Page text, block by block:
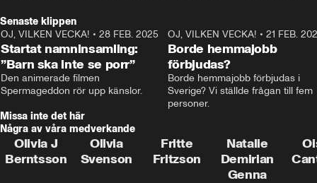
Cantwell och Karin Pettersson.
Senaste klippen
2:40
OJ, VILKEN VECKA! • 28 FEB. 2025
Startat namninsamling:
”Barn ska inte se porr”
Den animerade filmen
Spermageddon rör upp känslor.
OJ, VILKEN VECKA! • 21 FEB.
Borde hemmajobb
förbjudas?
Borde hemmajobb förbjudas i
Sverige? Vi ställde frågan till fem
personer.
Missa inte det här
Några av våra medverkande
Olivia J
Berntsson
Olivia
Svenson
Fritte
Fritzson
Natalie
Demirian
Genna